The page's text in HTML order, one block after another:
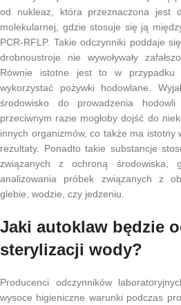
od nukleaz, która przeznaczona jest
molekularnej, gdzie stosuje się ją
PCR-RFLP. Takie odczynniki poddaje
drobnoustroje nie wywoływały
Równie istotne jest to w przypadku
wykorzystać pożywki hodowlane.
środowisko do prowadzenia
przeciwnym razie mogłoby dojść do
innych organizmów, co także ma istotny
rezultaty. Ponadto takie substancje
związanych z ochroną środowiska,
analizowania próbek związanych z
glebie, wodzie, czy jedzeniu.
Jaki autoklaw będzie
sterylizacji wody?
Producenci odczynników
wysoce higieniczne warunki podczas